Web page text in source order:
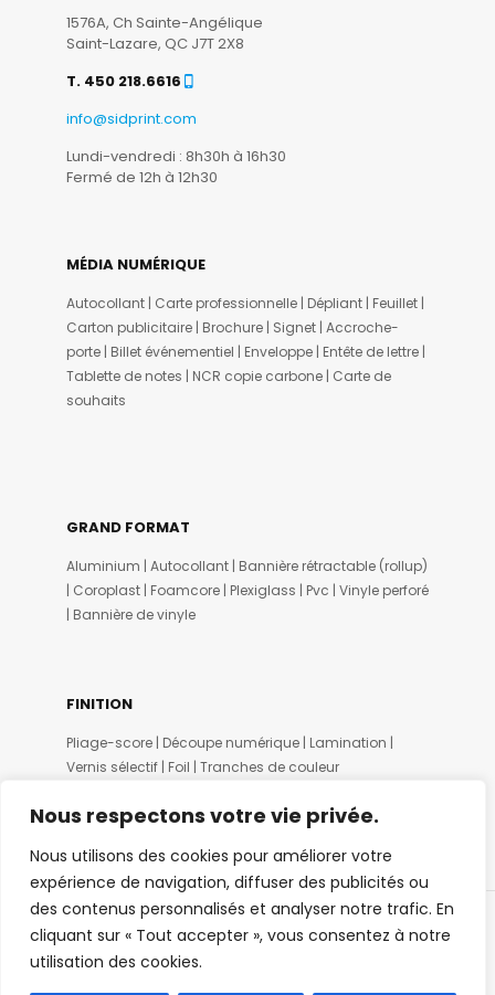
Nous respectons votre vie privée.
Nous utilisons des cookies pour améliorer votre
expérience de navigation, diffuser des publicités ou
des contenus personnalisés et analyser notre trafic. En
cliquant sur « Tout accepter », vous consentez à notre
utilisation des cookies.
1576A, Ch Sainte-Angélique
Saint-Lazare, QC J7T 2X8
T. 450 218.6616
info@sidprint.com
Lundi-vendredi : 8h30h à 16h30
Fermé de 12h à 12h30
MÉDIA NUMÉRIQUE
Autocollant | Carte professionnelle | Dépliant | Feuillet |
Carton publicitaire | Brochure | Signet | Accroche-
porte | Billet événementiel | Enveloppe | Entête de lettre |
Tablette de notes | NCR copie carbone | Carte de
souhaits
GRAND FORMAT
Aluminium | Autocollant | Bannière rétractable (rollup)
| Coroplast | Foamcore | Plexiglass | Pvc | Vinyle perforé
| Bannière de vinyle
FINITION
Pliage-score | Découpe numérique | Lamination |
Vernis sélectif | Foil | Tranches de couleur
© SIDPRINT 2020